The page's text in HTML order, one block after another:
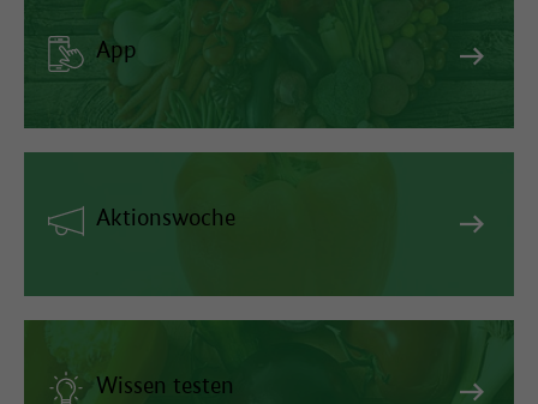
App
Aktionswoche
Wissen testen